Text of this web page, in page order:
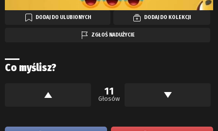
DODAJ DO ULUBIONYCH DODAJ DO KOLEKCJI
ZGŁOŚ NADUŻYCIE
Co myślisz?
11
Głosów